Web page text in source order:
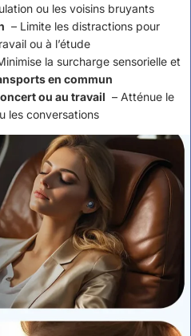
ou les voisins bruyants
– Limite les distractions pour
ou à l’étude
la surcharge sensorielle et
en commun
ou au travail – Atténue le
les conversations